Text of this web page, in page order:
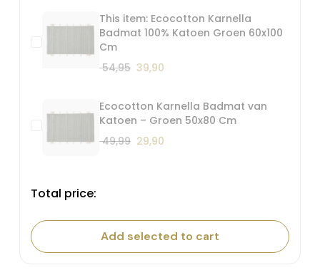
This item: Ecocotton Karnella
Badmat 100% Katoen Groen 60x100
Cm
54,95 Oorspronkelijke
€ 54,95.
39,90
€ 39,90.
Ecocotton Karnella Badmat van
Katoen – Groen 50x80 Cm
49,99 Oorspronkelijke
29,90
Total price:
Add selected to cart